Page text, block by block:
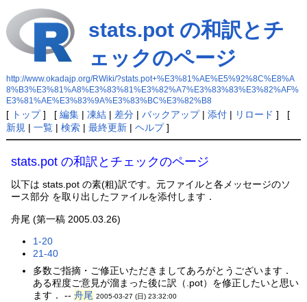
stats.pot の和訳とチ
ェックのページ
http://www.okadajp.org/RWiki/?stats.pot+%E3%81%AE%E5%92%8C%E8%A
8%B3%E3%81%A8%E3%83%81%E3%82%A7%E3%83%83%E3%82%AF%
E3%81%AE%E3%83%9A%E3%83%BC%E3%82%B8
[ トップ] [ 編集| 凍結| 差分| バックアップ| 添付| リロード ] [
新規 | 一覧| 検索| 最終更新| ヘルプ]
stats.pot の和訳とチェックのページ
以下は stats.pot の素(粗)訳です。元ファイルと各メッセージのソ
ース部分 を取り出したファイルを添付します．
舟尾 (第一稿 2005.03.26)
1-20
21-40
多数ご指摘・ご修正いただきましてあろがとうございます．
ある程度ご意見が溜まった後に訳（.pot）を修正したいと思い
ます． --舟尾 2005-03-27 (日) 23:32:00